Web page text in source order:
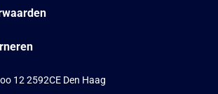
12 2592CE Den Haag